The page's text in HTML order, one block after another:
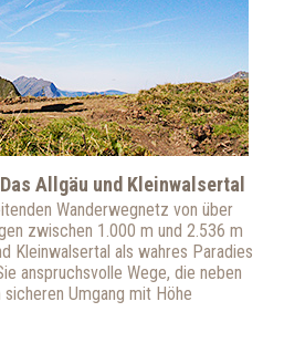
Allgäu und Kleinwalsertal
Wanderwegnetz von über
zwischen 1.000 m und 2.536 m
Kleinwalsertal als wahres Paradies
anspruchsvolle Wege, die neben
Umgang mit Höhe